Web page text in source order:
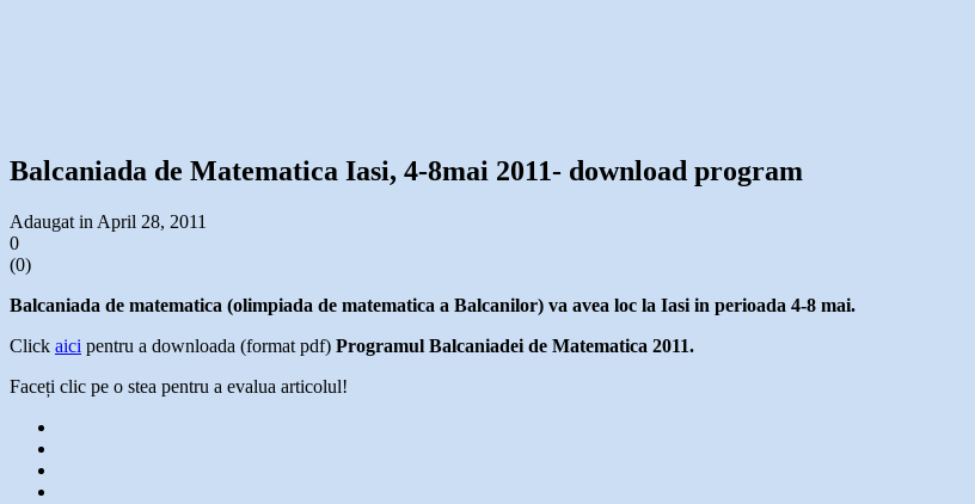
Balcaniada de Matematica Iasi, 4-8mai 2011- download program
Adaugat in April 28, 2011
0
(0)
Balcaniada de matematica (olimpiada de matematica a Balcanilor) va avea loc la Iasi in perioada 4-8 mai.
Click aici pentru a downloada (format pdf) Programul Balcaniadei de Matematica 2011.
Faceți clic pe o stea pentru a evalua articolul!